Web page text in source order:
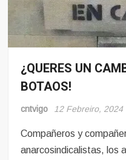
Eventos
Noticias
¿QUERES UN
BOTAOS!
cntvigo 12 Febreiro, 2024
Compañeros y
anarcosindicalistas, los